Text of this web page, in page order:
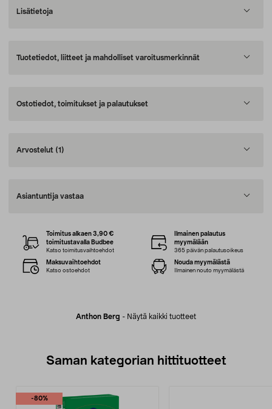
Lisätietoja
Tuotetiedot, liitteet ja mahdolliset varoitusmerkinnät
Ostotiedot, toimitukset ja palautukset
Arvostelut (1)
Asiantuntija vastaa
Anthon Berg - Näytä kaikki tuotteet
Toimitus alkaen 3,90 €
toimitustavalla Budbee
Katso toimitusvaihtoehdot
Ilmainen palautus
myymälään
365 päivän palautusoikeus
Maksuvaihtoehdot
Katso ostoehdot
Nouda myymälästä
Ilmainen nouto myymälästä
Saman kategorian hittituotteet
-80%